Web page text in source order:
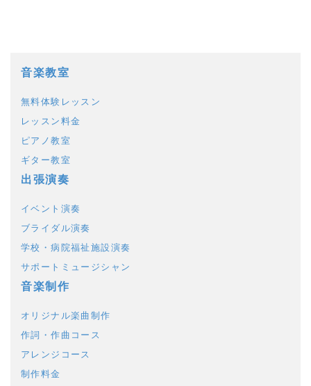
音楽教室
無料体験レッスン
レッスン料金
ピアノ教室
ギター教室
出張演奏
イベント演奏
ブライダル演奏
学校・病院福祉施設演奏
サポートミュージシャン
音楽制作
オリジナル楽曲制作
作詞・作曲コース
アレンジコース
制作料金